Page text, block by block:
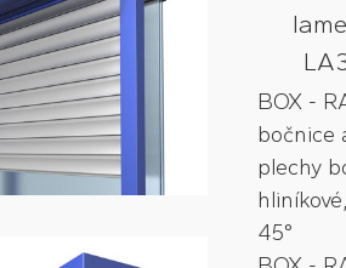
BOX -
bočnice
plechy
45°